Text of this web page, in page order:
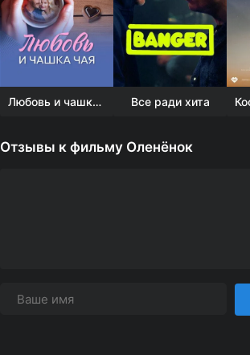
Любовь и чашка чая Все ради хита
Отзывы к фильму Оленёнок